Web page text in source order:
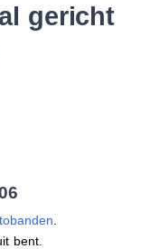
gericht
bent.